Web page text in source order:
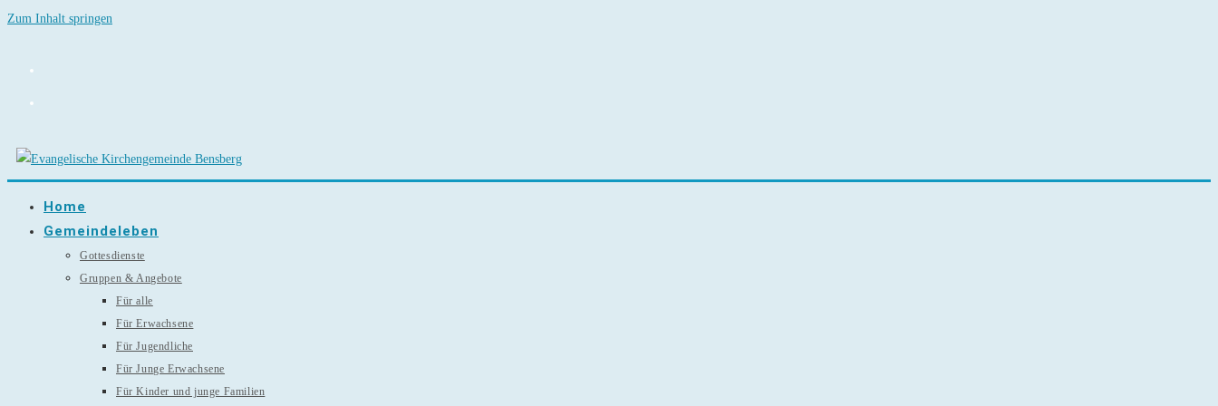
Zum Inhalt springen
Home
Gemeindeleben
Gottesdienste
Gruppen & Angebote
Für alle
Für Erwachsene
Für Jugendliche
Für Junge Erwachsene
Für Kinder und junge Familien